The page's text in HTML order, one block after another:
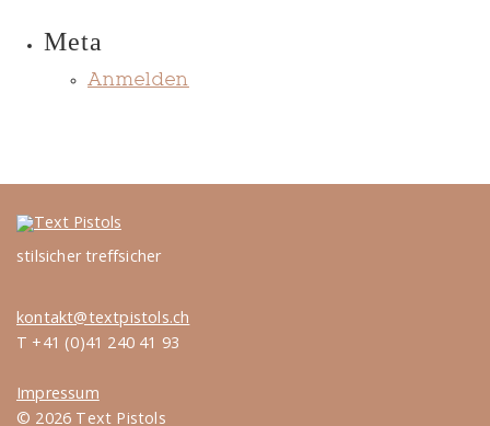
Meta
Anmelden
stilsicher treffsicher
kontakt@textpistols.ch
T +41 (0)41 240 41 93
Impressum
© 2026 Text Pistols